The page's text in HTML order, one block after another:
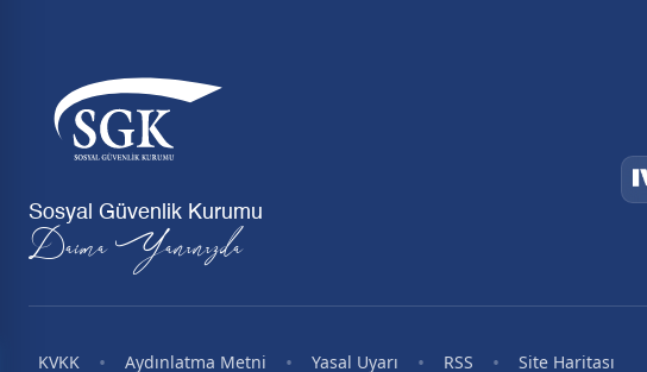
Sosyal Güvenlik Kurumu
Daima Yanınızda
KVKK • Aydınlatma Metni • Yasal Uyarı • RSS • Site Haritası